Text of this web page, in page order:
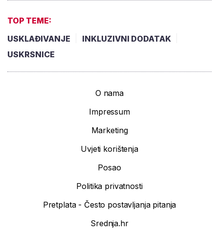
TOP TEME:
USKLAĐIVANJE
INKLUZIVNI DODATAK
USKRSNICE
O nama
Impressum
Marketing
Uvjeti korištenja
Posao
Politika privatnosti
Pretplata - Često postavljanja pitanja
Srednja.hr